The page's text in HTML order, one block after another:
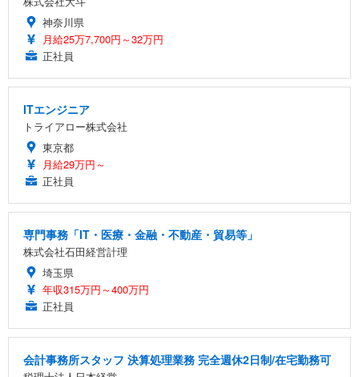
神奈川県
月給25万7,700円～32万円
正社員
ITエンジニア
トライアロー株式会社
東京都
月給29万円～
正社員
専門事務「IT・医療・金融・不動産・貿易等」
株式会社石田経営計理
埼玉県
年収315万円～400万円
正社員
会計事務所スタッフ 決算処理業務 完全週休2日制/在宅勤務可